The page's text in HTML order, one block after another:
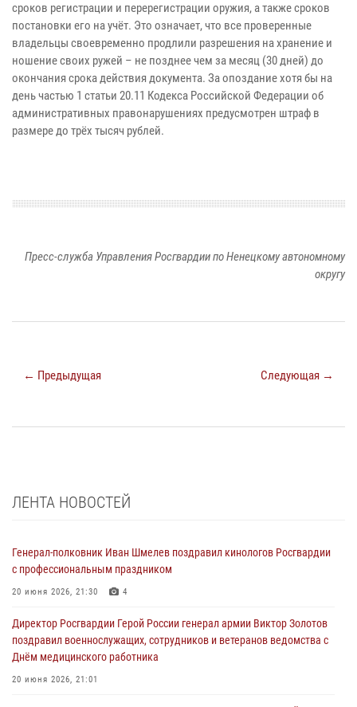
сроков регистрации и перерегистрации оружия, а также сроков
постановки его на учёт. Это означает, что все проверенные
владельцы своевременно продлили разрешения на хранение и
ношение своих ружей – не позднее чем за месяц (30 дней) до
окончания срока действия документа. За опоздание хотя бы на
день частью 1 статьи 20.11 Кодекса Российской Федерации об
административных правонарушениях предусмотрен штраф в
размере до трёх тысяч рублей.
Пресс-служба Управления Росгвардии по Ненецкому автономному
округу
← Предыдущая Следующая →
ЛЕНТА НОВОСТЕЙ
Генерал-полковник Иван Шмелев поздравил кинологов Росгвардии
с профессиональным праздником
20 июня 2026, 21:30 4
Директор Росгвардии Герой России генерал армии Виктор Золотов
поздравил военнослужащих, сотрудников и ветеранов ведомства с
Днём медицинского работника
20 июня 2026, 21:01